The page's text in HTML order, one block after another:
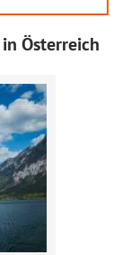
Österreich